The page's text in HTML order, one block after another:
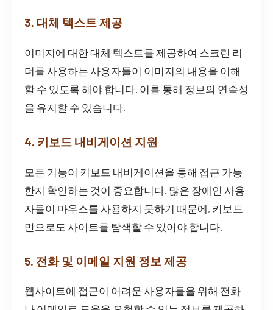
3. 대체 텍스트 제공
이미지에 대한 대체 텍스트를 제공하여 스크린 리
더를 사용하는 사용자들이 이미지의 내용을 이해
할 수 있도록 해야 합니다. 이를 통해 정보의 연속성
을 유지할 수 있습니다.
4. 키보드 내비게이션 지원
모든 기능이 키보드 내비게이션을 통해 접근 가능
한지 확인하는 것이 중요합니다. 많은 장애인 사용
자들이 마우스를 사용하지 못하기 때문에, 키보드
만으로도 사이트를 탐색할 수 있어야 합니다.
5. 전화 및 이메일 지원 정보 제공
웹사이트에 접근이 어려운 사용자들을 위해 전화